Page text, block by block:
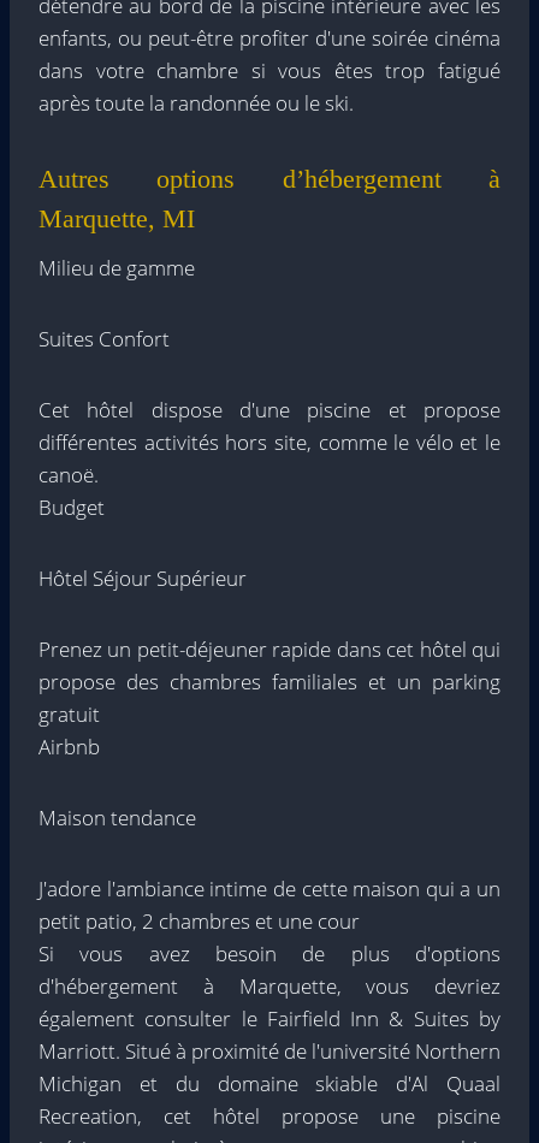
détendre au bord de la piscine intérieure avec les
enfants, ou peut-être profiter d'une soirée cinéma
dans votre chambre si vous êtes trop fatigué
après toute la randonnée ou le ski.
Autres options d’hébergement à
Marquette, MI
Milieu de gamme
Suites Confort
Cet hôtel dispose d'une piscine et propose
différentes activités hors site, comme le vélo et le
canoë.
Budget
Hôtel Séjour Supérieur
Prenez un petit-déjeuner rapide dans cet hôtel qui
propose des chambres familiales et un parking
gratuit
Airbnb
Maison tendance
J'adore l'ambiance intime de cette maison qui a un
petit patio, 2 chambres et une cour
Si vous avez besoin de plus d'options
d'hébergement à Marquette, vous devriez
également consulter le Fairfield Inn & Suites by
Marriott. Situé à proximité de l'université Northern
Michigan et du domaine skiable d'Al Quaal
Recreation, cet hôtel propose une piscine